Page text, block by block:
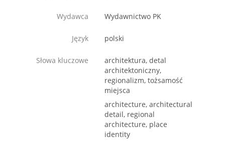
Wydawca Wydawnictwo PK
Język polski
Słowa kluczowe
architektura, detal
architektoniczny,
regionalizm, tożsamość
miejsca
architecture, architectural
detail, regional
architecture, place
identity